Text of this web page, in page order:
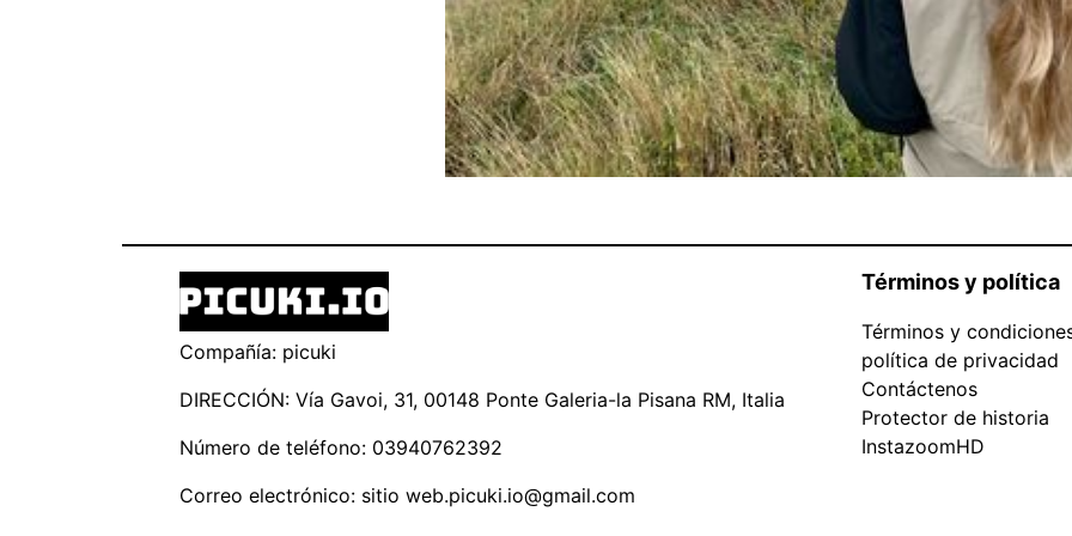
Compañía: picuki
DIRECCIÓN: Vía Gavoi, 31, 00148 Ponte Galeria-la Pisana RM, Italia
Número de teléfono: 03940762392
Correo electrónico: sitio web.picuki.io@gmail.com
Términos y política
Términos y
política de privacidad
Contáctenos
Protector de historia
InstazoomHD